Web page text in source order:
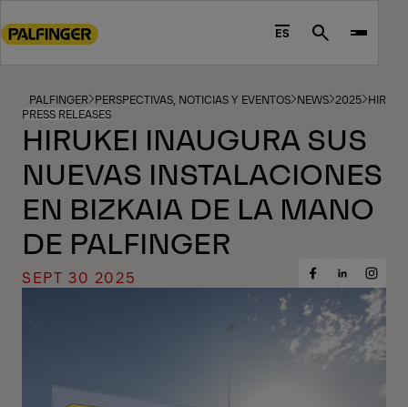
to
footer
content
ES Search
PALFINGER PERSPECTIVAS, NOTICIAS Y EVENTOS NEWS 2025
PRESS RELEASES
HIRUKEI INAUGURA SUS
NUEVAS INSTALACIONES
EN BIZKAIA DE LA MANO
DE PALFINGER
SEPT 30 2025
Share
Facebook
Share
on
LinkedIn
Share
on